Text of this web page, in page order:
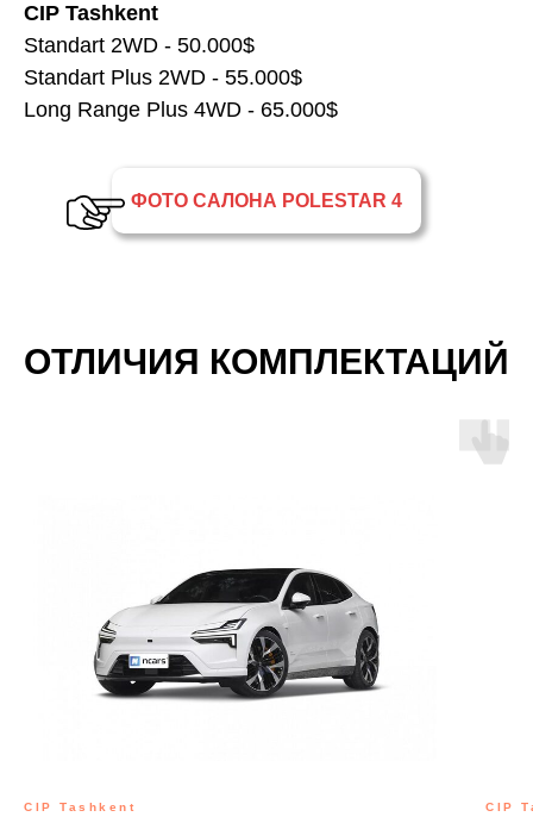
CIP Tashkent
Standart 2WD - 50.000$
Standart Plus 2WD - 55.000$
Long Range Plus 4WD - 65.000$
ФОТО САЛОНА POLESTAR 4
ОТЛИЧИЯ КОМПЛЕКТАЦИЙ
CIP Tashkent CIP